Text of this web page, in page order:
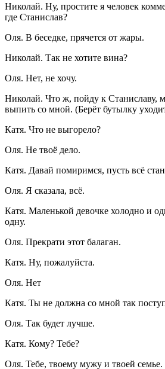
Николай. Ну, простите я человек
где Станислав?
Оля. В беседке, прячется от жары.
Николай. Так не хотите вина?
Оля. Нет, не хочу.
Николай. Что ж, пойду к Станиславу,
выпить со мной. (Берёт бутылку
Катя. Что не выгорело?
Оля. Не твоё дело.
Катя. Давай помиримся, пусть всё
Оля. Я сказала, всё.
Катя. Маленькой девочке холодно и
одну.
Оля. Прекрати этот балаган.
Катя. Ну, пожалуйста.
Оля. Нет
Катя. Ты не должна со мной так
Оля. Так будет лучше.
Катя. Кому? Тебе?
Оля. Тебе, твоему мужу и твоей семье.